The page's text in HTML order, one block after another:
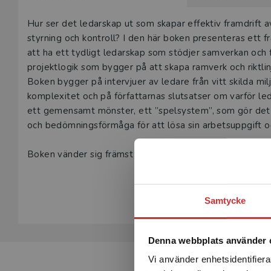
Samtycke
Denna webbplats använder
Vi använder
Beskrivning
Hur ser det ledarskap ut som skapar effektiv framdrift
styrning och kontroll? I den här boken presenteras ett
att ha ett tydligt ledarskap som stödjer samverkan
projektlogik som bygger på att skapa ramverk och
Boken bygger på intervjuer av ledare från vitt skilda
komplexitet och på författarnas slutsatser om varför
ett gemensamt mönster, ett ”spelsystem”, som gör
och bedömningsförmåga för att lösa sin arbetsuppgift
Boken vänder sig främst till dig som leder eller arbetar
Att leda osäkra och komplexa projekt har tilldelats